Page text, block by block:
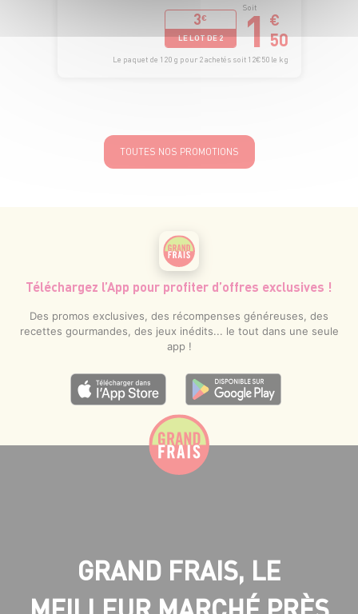
3€
LE LOT DE 2
Soit
1 €
50
Le paquet de 120 g pour 2 achetés soit 12€50 le kg
TOUTES NOS PROMOTIONS
Téléchargez l’App pour profiter d’offres exclusives !
Des promos exclusives, des récompenses généreuses, des
recettes gourmandes, des jeux inédits... le tout dans une seule
app !
GRAND FRAIS, LE